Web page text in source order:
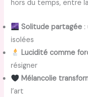
hors du temps, entre
Solitude partagée
isolées
Lucidité comme
résigner
Mélancolie
l’art